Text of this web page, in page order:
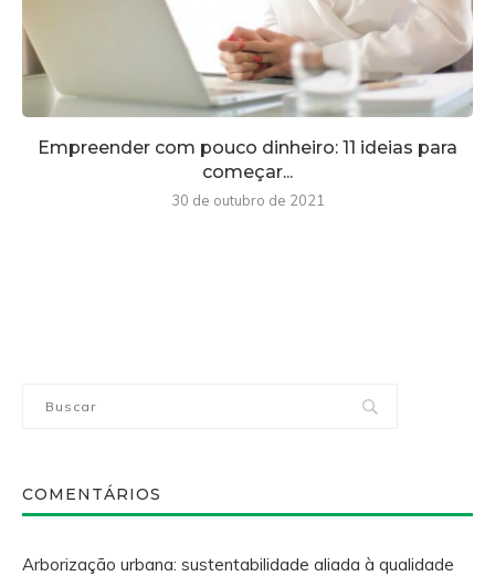
Empreender com pouco dinheiro: 11 ideias para
começar...
30 de outubro de 2021
COMENTÁRIOS
Arborização urbana: sustentabilidade aliada à qualidade